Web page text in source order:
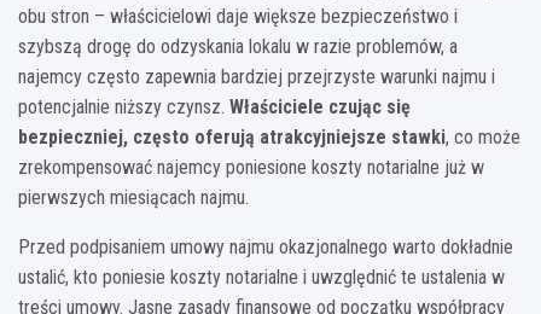
obu stron – właścicielowi daje większe bezpieczeństwo i
szybszą drogę do odzyskania lokalu w razie problemów, a
najemcy często zapewnia bardziej przejrzyste warunki najmu i
potencjalnie niższy czynsz. Właściciele czując się
bezpieczniej, często oferują atrakcyjniejsze stawki, co może
zrekompensować najemcy poniesione koszty notarialne już w
pierwszych miesiącach najmu.
Przed podpisaniem umowy najmu okazjonalnego warto dokładnie
ustalić, kto poniesie koszty notarialne i uwzględnić te ustalenia w
treści umowy. Jasne zasady finansowe od początku współpracy